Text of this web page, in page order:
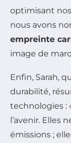
optimisant
nous avons
empreinte
image de
Enfin, Sarah,
durabilité,
technologies :
l’avenir. Elles
émissions ;